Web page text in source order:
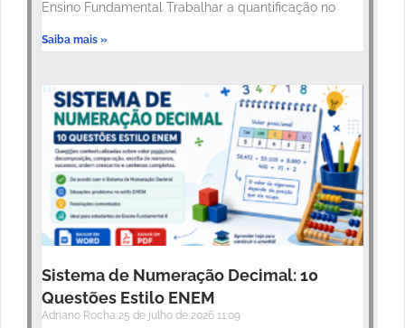
Ensino Fundamental Trabalhar a quantificação no
Saiba mais »
Sistema de Numeração Decimal: 10
Questões Estilo ENEM
Adriano Rocha 25 de julho de 2026 11:09